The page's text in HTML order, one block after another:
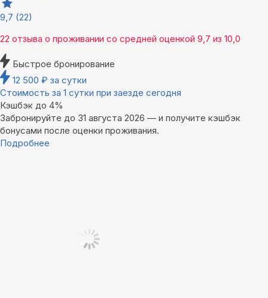
9,7 (22)
22 отзыва о проживании со средней оценкой 9,7 из 10,0
Быстрое бронирование
12 500 ₽ за сутки
Стоимость за 1 сутки при заезде сегодня
Кэшбэк до 4%
Забронируйте до 31 августа 2026 — и получите кэшбэк
бонусами после оценки проживания.
Подробнее